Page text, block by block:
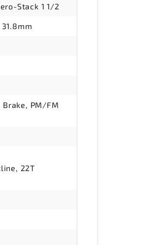
Stack 1 1/2
Brake, PM/FM
22T